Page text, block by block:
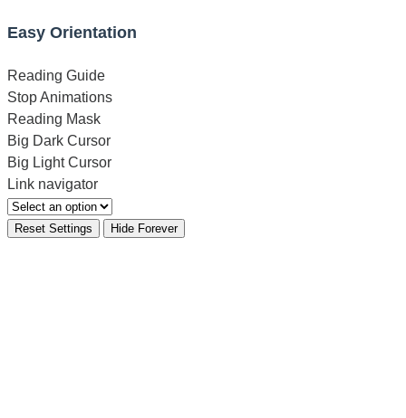
Easy Orientation
Reading Guide
Stop Animations
Reading Mask
Big Dark Cursor
Big Light Cursor
Link navigator
Reset Settings Hide Forever